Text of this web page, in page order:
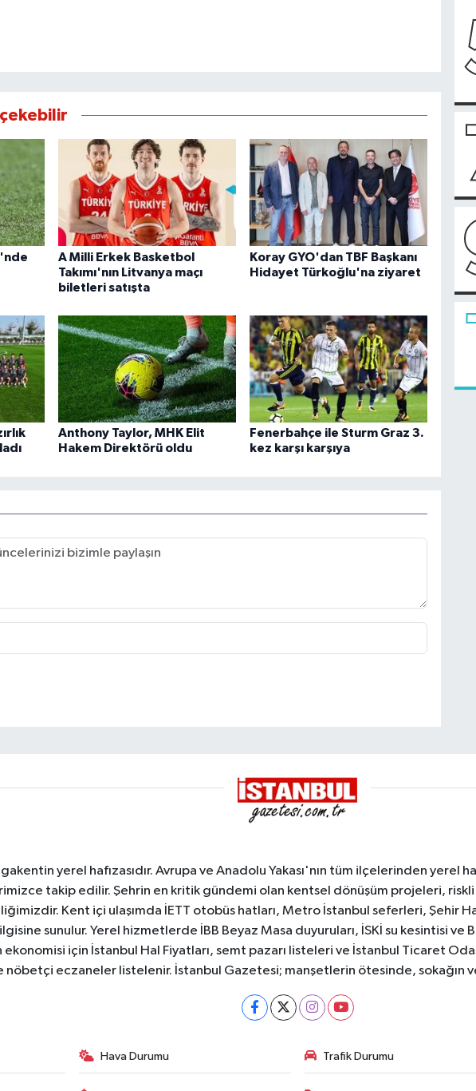
A Milli Erkek Basketbol
Takımı'nın Litvanya maçı
biletleri satışta
Koray GYO'dan TBF Başkanı
Hidayet Türkoğlu'na ziyaret
Anthony Taylor, MHK Elit
Hakem Direktörü oldu
Fenerbahçe ile Sturm Graz 3.
kez karşı karşıya
yerel hafızasıdır. Avrupa ve Anadolu Yakası'nın tüm ilçelerinden yerel
takip edilir. Şehrin en kritik gündemi olan kentsel dönüşüm projeleri, riskli
Kent içi ulaşımda İETT otobüs hatları, Metro İstanbul seferleri, Şehir
sunulur. Yerel hizmetlerde İBB Beyaz Masa duyuruları, İSKİ su kesintisi ve
için İstanbul Hal Fiyatları, semt pazarı listeleri ve İstanbul Ticaret
eczaneler listelenir. İstanbul Gazetesi; manşetlerin ötesinde, sokağın
Hava Durumu Trafik Durumu